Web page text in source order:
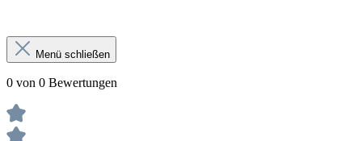
Menü schließen
0 von 0 Bewertungen